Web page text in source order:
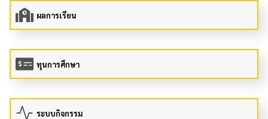
ผลการเรียน
ทุนการศึกษา
ระบบกิจกรรม